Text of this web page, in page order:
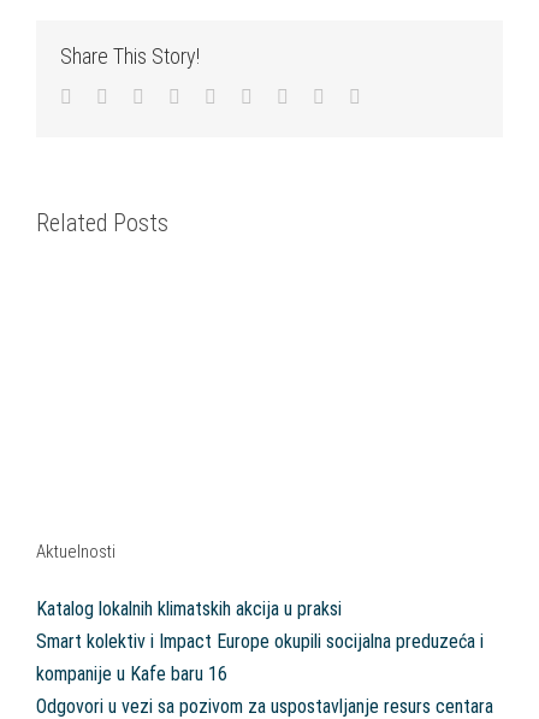
Share This Story!
Facebook
TwitterLinkedIn
Reddit WhatsApp
TumblrPinterest
Related Posts
Aktuelnosti
Katalog lokalnih klimatskih akcija u praksi
Smart kolektiv i Impact Europe okupili socijalna preduzeća i
kompanije u Kafe baru 16
Odgovori u vezi sa pozivom za uspostavljanje resurs centara